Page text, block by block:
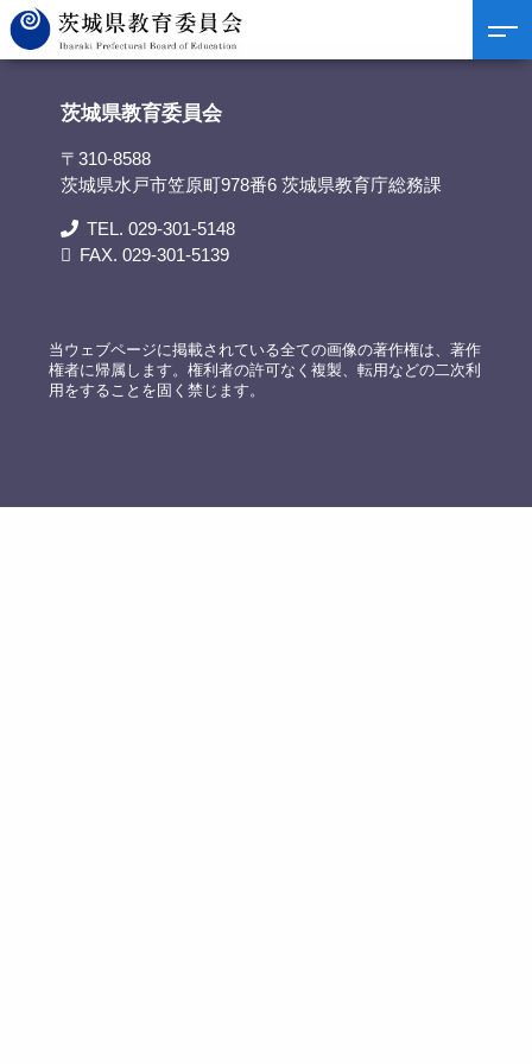
茨城県教育委員会>リンク集>教育委員会教育指導室(常陸太田市)
茨城県教育委員会
〒310-8588
茨城県水戸市笠原町978番6 茨城県教育庁総務課
TEL. 029-301-5148
FAX. 029-301-5139
当ウェブページに掲載されている全ての画像の著作権は、著作
権者に帰属します。権利者の許可なく複製、転用などの二次利
用をすることを固く禁じます。